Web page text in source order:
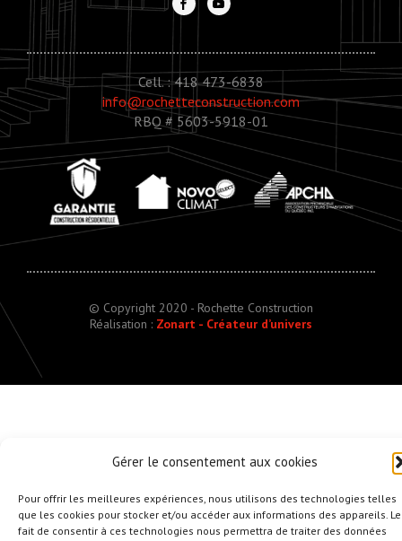
Gérer le consentement aux cookies
Pour offrir les meilleures expériences, nous utilisons des technologies telles
que les cookies pour stocker et/ou accéder aux informations des appareils. Le
fait de consentir à ces technologies nous permettra de traiter des données
Cell. : 418 473-6838
info@rochetteconstruction.com
RBQ # 5603-5918-01
© Copyright 2020 - Rochette Construction
Réalisation : Zonart - Créateur d’univers